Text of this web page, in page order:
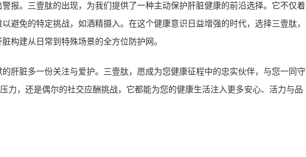
报。三壹肽的出现，为我们提供了一种主动保护肝脏健康的前沿选择。它不仅着
避免的特定挑战，如酒精摄入。在这个健康意识日益增强的时代，选择三壹肽，
构建从日常到特殊场景的全方位防护网。
肝脏多一份关注与爱护。三壹肽，愿成为您健康征程中的忠实伙伴，与您一同守
力，还是偶尔的社交应酬挑战，它都能为您的健康生活注入更多安心、活力与品